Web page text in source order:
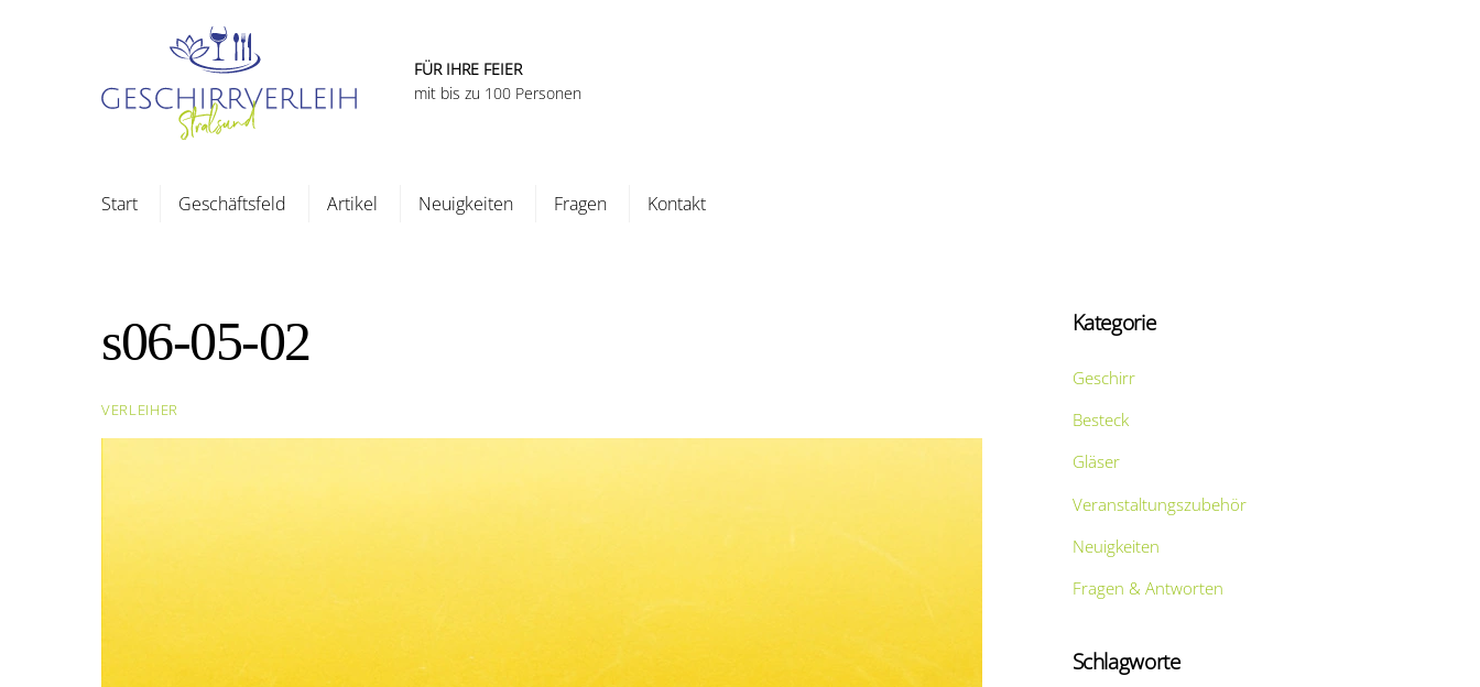
Start Geschäftsfeld Artikel Neuigkeiten Fragen Kontakt
FÜR IHRE FEIER
mit bis zu 100 Personen
s06-05-02
VERLEIHER
Kategorie
Geschirr
Besteck
Gläser
Veranstaltungszubehör
Neuigkeiten
Fragen & Antworten
Schlagworte